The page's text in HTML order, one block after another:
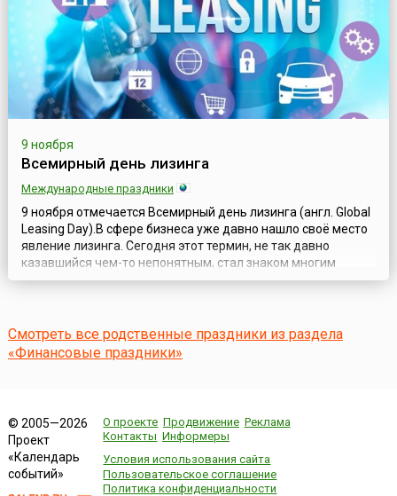
9 ноября
Всемирный день лизинга
Международные праздники
9 ноября отмечается Всемирный день лизинга (англ. Global
Leasing Day).В сфере бизнеса уже давно нашло своё место
явление лизинга. Сегодня этот термин, не так давно
казавшийся чем-то непонятным, стал знаком многим
людям, причём даже тем, кто не имеет к бизнесу никакого
и, являясь сам по себе ...
Смотреть все родственные праздники из раздела
«Финансовые праздники»
© 2005—2026
Проект
«Календарь
событий»
О проекте Продвижение Реклама
Контакты Информеры
Условия использования сайта
Пользовательское соглашение
Политика конфиденциальности